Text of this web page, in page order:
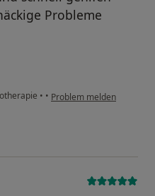
Probleme
• • Problem melden